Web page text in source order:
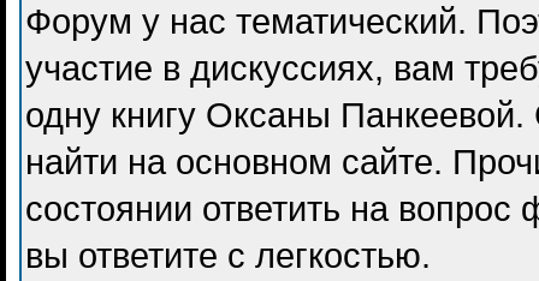
Форум у нас тематический.
участие в дискуссиях, вам
одну книгу Оксаны
найти на основном сайте.
состоянии ответить на
вы ответите с легкостью.